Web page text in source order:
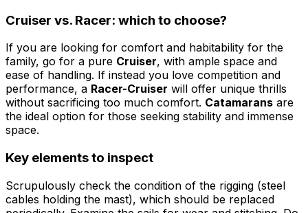
Cruiser vs. Racer: which to choose?
If you are looking for comfort and habitability for the
family, go for a pure Cruiser, with ample space and
ease of handling. If instead you love competition and
performance, a Racer-Cruiser will offer unique thrills
without sacrificing too much comfort. Catamarans are
the ideal option for those seeking stability and immense
space.
Key elements to inspect
Scrupulously check the condition of the rigging (steel
cables holding the mast), which should be replaced